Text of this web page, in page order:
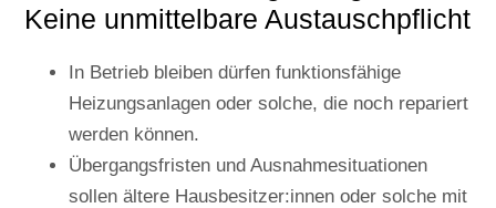
Keine unmittelbare Austauschpflicht
In Betrieb bleiben dürfen funktionsfähige
Heizungsanlagen oder solche, die noch repariert
werden können.
Übergangsfristen und Ausnahmesituationen
sollen ältere Hausbesitzer:innen oder solche mit